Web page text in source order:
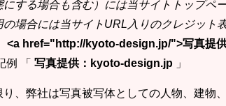
にする場合も含む）には当サイトトップペ
場合には当サイトURL入りのクレジット
<a href="http://kyoto-design.jp/">写真提
例 「 写真提供：kyoto-design.jp 」
、弊社は写真被写体としての人物、建物